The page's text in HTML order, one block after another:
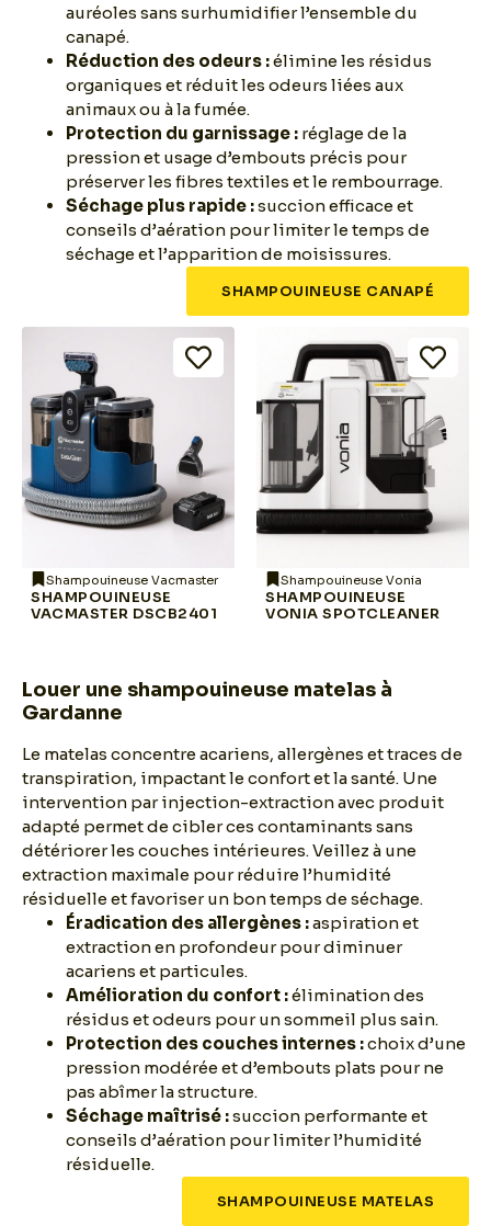
auréoles sans surhumidifier l’ensemble du
canapé.
Réduction des odeurs :élimine les résidus
organiques et réduit les odeurs liées aux
animaux ou à la fumée.
Protection du garnissage : réglage de la
pression et usage d’embouts précis pour
préserver les fibres textiles et le rembourrage.
Séchage plus rapide :succion efficace et
conseils d’aération pour limiter le temps de
séchage et l’apparition de moisissures.
SHAMPOUINEUSE CANAPÉ
Shampouineuse Vacmaster
SHAMPOUINEUSE
VACMASTER DSCB2401
Shampouineuse Vonia
SHAMPOUINEUSE
VONIA SPOTCLEANER
Louer une shampouineuse matelas à
Gardanne
Le matelas concentre acariens, allergènes et traces de
transpiration, impactant le confort et la santé. Une
intervention par injection-extraction avec produit
adapté permet de cibler ces contaminants sans
détériorer les couches intérieures. Veillez à une
extraction maximale pour réduire l’humidité
résiduelle et favoriser un bon temps de séchage.
Éradication des allergènes :aspiration et
extraction en profondeur pour diminuer
acariens et particules.
Amélioration du confort :élimination des
résidus et odeurs pour un sommeil plus sain.
Protection des couches internes :choix d’une
pression modérée et d’embouts plats pour ne
pas abîmer la structure.
Séchage maîtrisé :succion performante et
conseils d’aération pour limiter l’humidité
résiduelle.
SHAMPOUINEUSE MATELAS